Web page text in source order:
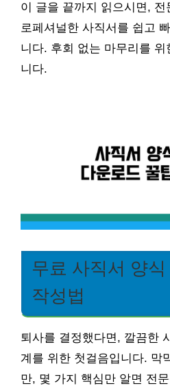
이 글을 끝까지 읽으시면,
로페셔널한 사직서를 쉽고
니다. 후회 없는 마무리를
니다.
무료 사직서 양
작성법
퇴사를 결정했다면, 깔끔한
계를 위한 첫걸음입니다. 막
만, 몇 가지 핵심만 알면 전